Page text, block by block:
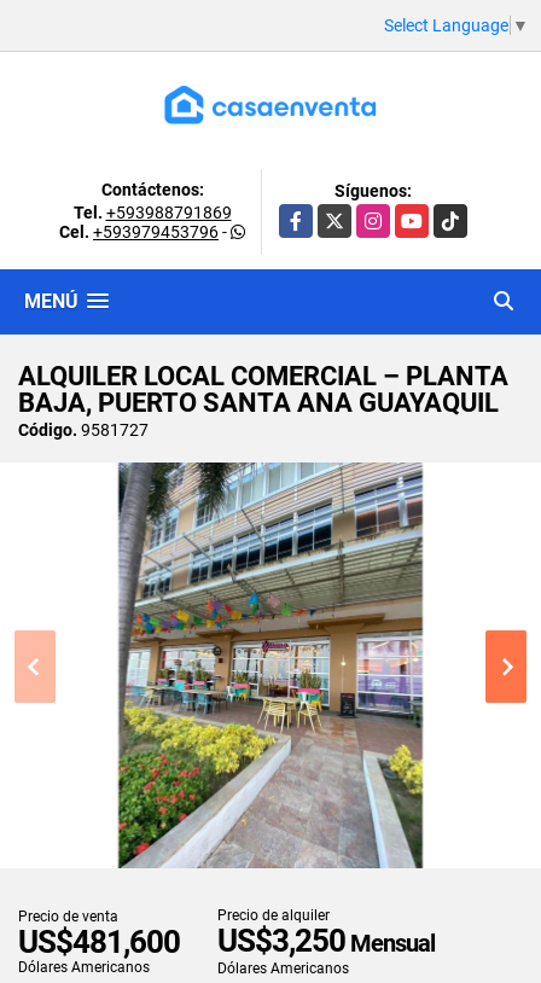
Select Language ▼
Contáctenos:
Tel. +593988791869
Cel. +593979453796-
Síguenos:
Facebook
X InstagramYouTubeTikTok
MENÚ
ALQUILER LOCAL COMERCIAL – PLANTA
BAJA, PUERTO SANTA ANA GUAYAQUIL
Código. 9581727
Precio de venta
US$481,600
Dólares Americanos
Precio de alquiler
US$3,250 Mensual
Dólares Americanos